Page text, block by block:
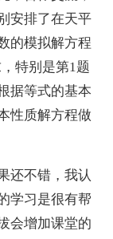
安排了在天平
的模拟解方程
特别是第1题
据等式的基本
性质解方程做
不错，我认
学习是很有帮
会增加课堂的